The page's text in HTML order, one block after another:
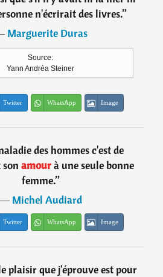
n'écrirait des livres.”
Marguerite Duras
Source:
Yann Andréa Steiner
Twitter WhatsApp Image
des hommes c'est de
amourà une seule bonne
femme.”
Michel Audiard
Twitter WhatsApp Image
plaisir que j'éprouve est pour